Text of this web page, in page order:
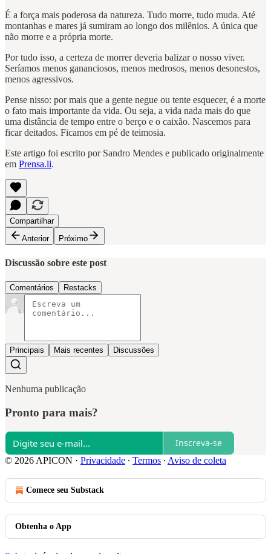
É a força mais poderosa da natureza. Tudo morre, tudo muda. Até
montanhas e mares já sumiram ao longo dos milênios. A única que
não morre e a própria morte.
Por tudo isso, a certeza de morrer deveria balizar o nosso viver.
Seríamos menos gananciosos, menos medrosos, menos desonestos,
menos agressivos.
Pense nisso: por mais que a gente negue ou tente esquecer, é a morte
o fato mais importante da vida. Ou seja, a vida nada mais do que
uma distância de tempo entre o berço e o caixão. Nascemos para
ficar deitados. Ficamos em pé de teimosia.
Este artigo foi escrito por Sandro Mendes e publicado originalmente
em Prensa.li.
Compartilhar
Anterior
Próximo
Discussão sobre este post
Comentários Restacks
Principais Mais recentes Discussões
Nenhuma publicação
Pronto para mais?
Inscreva-se
© 2026 APICON · Privacidade ∙ Termos ∙ Aviso de coleta
Comece seu Substack
Obtenha o App